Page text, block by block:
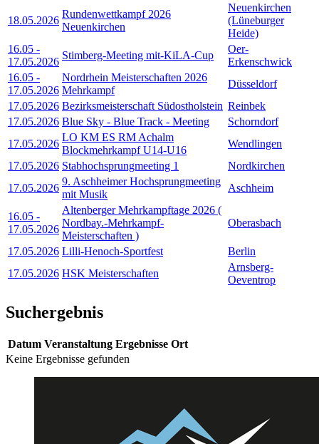
18.05.2026
Rundenwettkampf 2026
Neuenkirchen
Neuenkirchen
(Lüneburger
Heide)
16.05 -
17.05.2026
Stimberg-Meeting mit-KiLA-Cup
Oer-
Erkenschwick
16.05 -
17.05.2026
Nordrhein Meisterschaften 2026
Mehrkampf
Düsseldorf
17.05.2026 Bezirksmeisterschaft Südostholstein Reinbek
17.05.2026 Blue Sky - Blue Track - Meeting
Schorndorf
17.05.2026
LO KM ES RM Achalm
Blockmehrkampf U14-U16
Wendlingen
17.05.2026 Stabhochsprungmeeting 1
Nordkirchen
17.05.2026
9. Aschheimer Hochsprungmeeting
mit Musik
Aschheim
16.05 -
17.05.2026
Altenberger Mehrkampftage 2026 (
Nordbay.-Mehrkampf-
Meisterschaften )
Oberasbach
17.05.2026 Lilli-Henoch-Sportfest
Berlin
17.05.2026 HSK Meisterschaften
Arnsberg-
Oeventrop
Suchergebnis
Datum Veranstaltung Ergebnisse Ort
Keine Ergebnisse gefunden